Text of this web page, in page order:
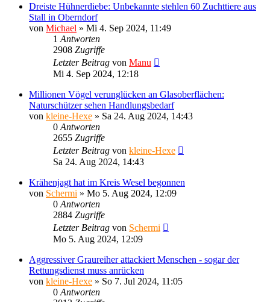
Dreiste Hühnerdiebe: Unbekannte stehlen 60 Zuchttiere aus
Stall in Oberndorf
von Michael » Mi 4. Sep 2024, 11:49
1 Antworten
2908 Zugriffe
Letzter Beitrag von Manu
Mi 4. Sep 2024, 12:18
Millionen Vögel verunglücken an Glasoberflächen:
Naturschützer sehen Handlungsbedarf
von kleine-Hexe » Sa 24. Aug 2024, 14:43
0 Antworten
2655 Zugriffe
Letzter Beitrag von kleine-Hexe
Sa 24. Aug 2024, 14:43
Krähenjagt hat im Kreis Wesel begonnen
von Schermi » Mo 5. Aug 2024, 12:09
0 Antworten
2884 Zugriffe
Letzter Beitrag von Schermi
Mo 5. Aug 2024, 12:09
Aggressiver Graureiher attackiert Menschen - sogar der
Rettungsdienst muss anrücken
von kleine-Hexe » So 7. Jul 2024, 11:05
0 Antworten